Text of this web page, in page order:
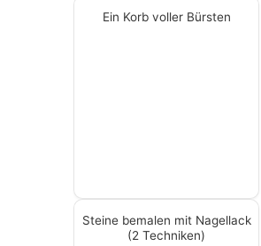
Ein Korb voller Bürsten
Steine bemalen mit Nagellack
(2 Techniken)